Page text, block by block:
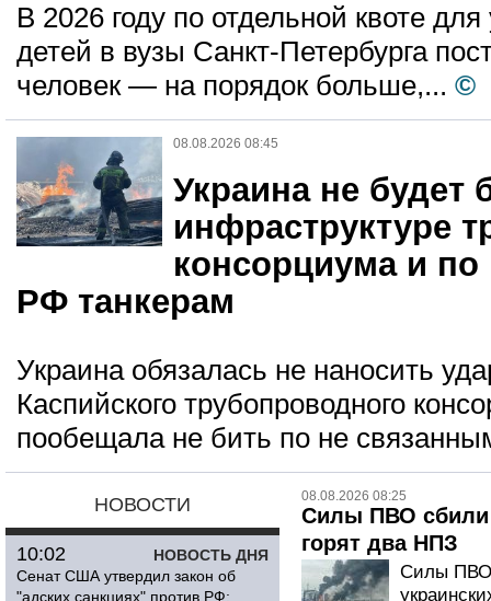
В 2026 году по отдельной квоте
детей в вузы Санкт-Петербурга
человек — на порядок больше,... ©
08.08.2026 08:45
Украина не будет
инфраструктуре
консорциума и
РФ танкерам
Украина обязалась не наносить
Каспийского трубопроводного
пообещала не бить по не
НОВОСТИ
НОВОСТЬ ДНЯ
10:02
Сенат США утвердил закон об
"адских санкциях" против РФ:
08.08.2026 08:25
Силы ПВО сбили
горят два НПЗ
Силы ПВО